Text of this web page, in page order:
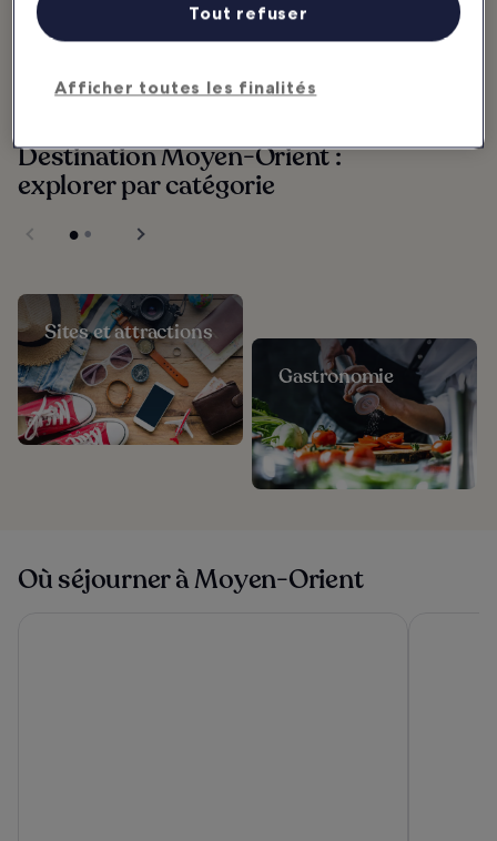
Les meilleures adresses shopping à
Abu Dhabi sont quasiment toutes
des centres commerciaux,
Destination Moyen-Orient :
explorer par catégorie
Sites et attractions
Gastronomie
Où séjourner à Moyen-Orient
Afficher toutes les finalités
Tout refuser